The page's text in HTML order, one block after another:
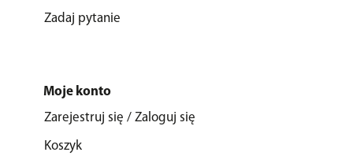
Zadaj pytanie
Moje konto
Zarejestruj się / Zaloguj się
Koszyk